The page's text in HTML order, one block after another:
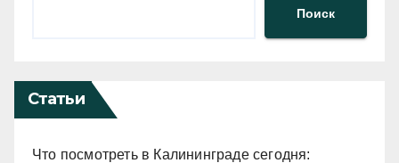
Поиск
Статьи
Что посмотреть в Калининграде сегодня: